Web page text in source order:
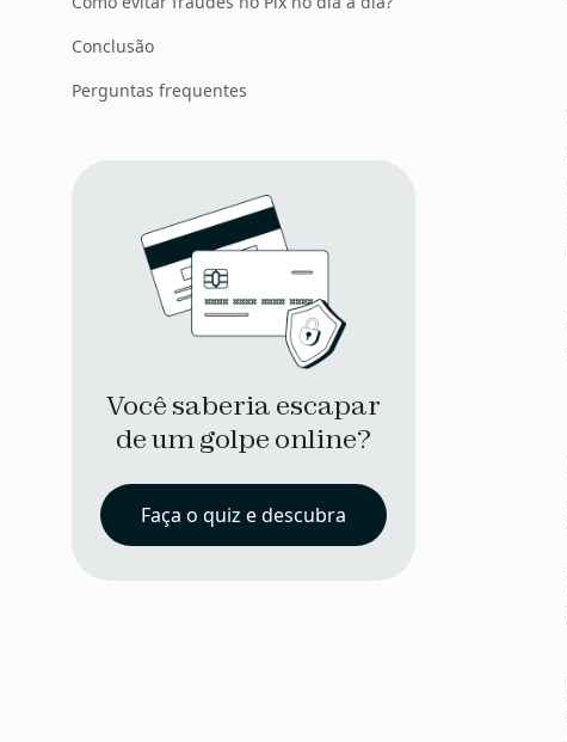
Conclusão
Perguntas frequentes
Você saberia escapar
de um golpe online?
Faça o quiz e descubra